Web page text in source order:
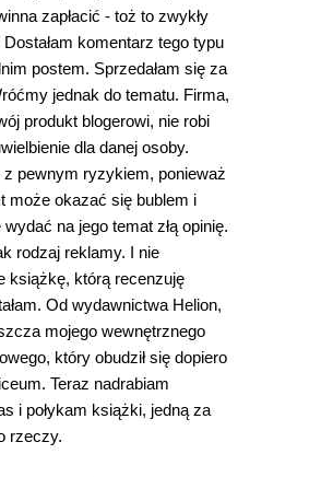
zapłacić - toż to zwykły
komentarz tego typu
postem. Sprzedałam się za
jednak do tematu. Firma,
produkt blogerowi, nie robi
dla danej osoby.
z pewnym ryzykiem, ponieważ
może okazać się bublem i
na jego temat złą opinię.
rodzaj reklamy. I nie
książkę, którą recenzuję
Od wydawnictwa Helion,
mojego wewnętrznego
który obudził się dopiero
Teraz nadrabiam
i połykam książki, jedną za
rzeczy.